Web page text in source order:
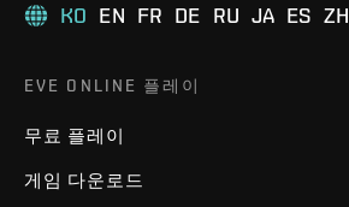
KO EN FR DE RU JA ES ZH
EVE ONLINE 플레이
무료 플레이
게임 다운로드